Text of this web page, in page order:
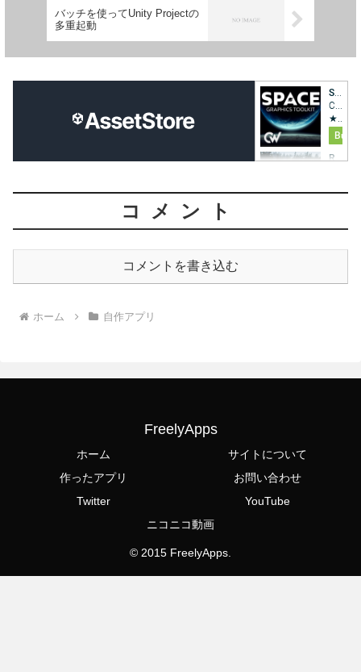
バッチを使ってUnity Projectの
多重起動
コメント
コメントを書き込む
ホーム 自作アプリ
FreelyApps
ホーム
サイトについて
作ったアプリ
お問い合わせ
Twitter
YouTube
ニコニコ動画
© 2015 FreelyApps.